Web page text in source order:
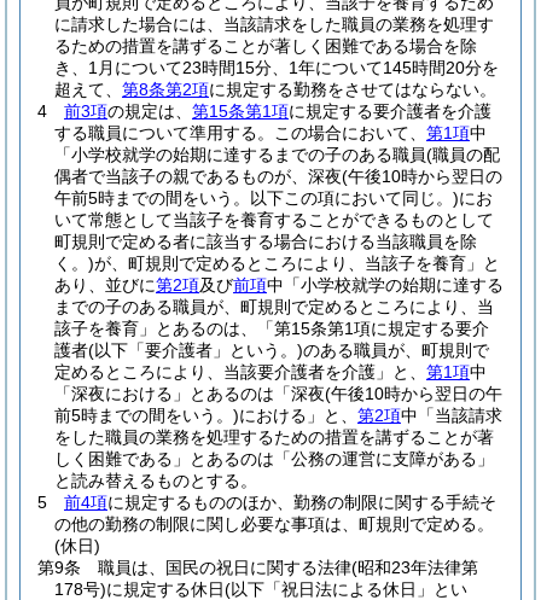
に請求した場合には、当該請求をした職員の業務を処理す
るための措置を講ずることが著しく困難である場合を除
き、1月について23時間15分、1年について145時間20分を
超えて、 第8条第2項に規定する勤務をさせてはならない。
4
前3項の規定は、 第15条第1項に規定する要介護者を介護
する職員について準用する。
この場合において、 第1項中
「小学校就学の始期に達するまでの子のある職員(職員の配
偶者で当該子の親であるものが、深夜(午後10時から翌日の
午前5時までの間をいう。以下この項において同じ。)にお
いて常態として当該子を養育することができるものとして
町規則で定める者に該当する場合における当該職員を除
く。)が、町規則で定めるところにより、当該子を養育」と
あり、並びに第2項及び前項中「小学校就学の始期に達する
までの子のある職員が、町規則で定めるところにより、当
該子を養育」とあるのは、「第15条第1項に規定する要介
護者(以下「要介護者」という。)のある職員が、町規則で
定めるところにより、当該要介護者を介護」と、 第1項中
「深夜における」とあるのは「深夜(午後10時から翌日の午
前5時までの間をいう。)における」と、 第2項中「当該請求
をした職員の業務を処理するための措置を講ずることが著
しく困難である」とあるのは「公務の運営に支障がある」
と読み替えるものとする。
5
前4項に規定するもののほか、勤務の制限に関する手続そ
の他の勤務の制限に関し必要な事項は、町規則で定める。
(休日)
第9条
職員は、国民の祝日に関する法律(昭和23年法律第
178号)に規定する休日(以下「祝日法による休日」とい